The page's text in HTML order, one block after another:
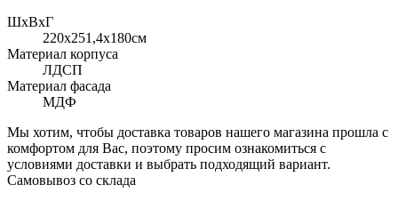
ШхВхГ
220x251,4х180см
Материал корпуса
ЛДСП
Материал фасада
МДФ
Мы хотим, чтобы доставка товаров нашего магазина прошла с
комфортом для Вас, поэтому просим ознакомиться с
условиями доставки и выбрать подходящий вариант.
Самовывоз со склада